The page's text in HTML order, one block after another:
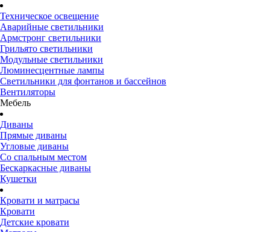
Техническое освещение
Аварийные светильники
Армстронг светильники
Грильято светильники
Модульные светильники
Люминесцентные лампы
Светильники для фонтанов и бассейнов
Вентиляторы
Мебель
Диваны
Прямые диваны
Угловые диваны
Со спальным местом
Бескаркасные диваны
Кушетки
Кровати и матрасы
Кровати
Детские кровати